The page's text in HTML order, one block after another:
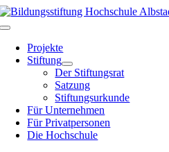
Skip
to
Toggle
NavigationProjekte
Stiftung
Der Stiftungsrat
Satzung
Stiftungsurkunde
Für Unternehmen
Für Privatpersonen
Die Hochschule